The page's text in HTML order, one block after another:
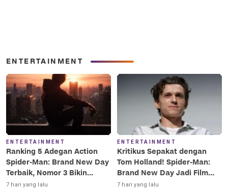
ENTERTAINMENT
ENTERTAINMENT
Ranking 5 Adegan Action
Spider-Man: Brand New Day
Terbaik, Nomor 3 Bikin
Terkesima!
7 hari yang lalu
ENTERTAINMENT
Kritikus Sepakat dengan
Tom Holland! Spider-Man:
Brand New Day Jadi Film
Terbaik Era MCU
7 hari yang lalu